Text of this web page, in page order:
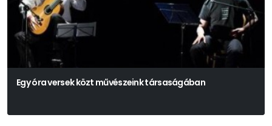
Egy óra versek közt művészeink társaságában